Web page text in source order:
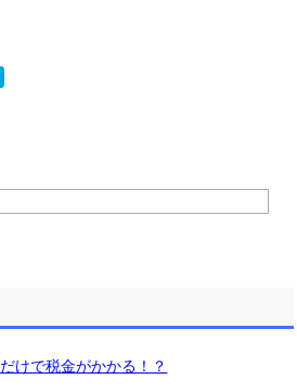
けで税金がかかる！？